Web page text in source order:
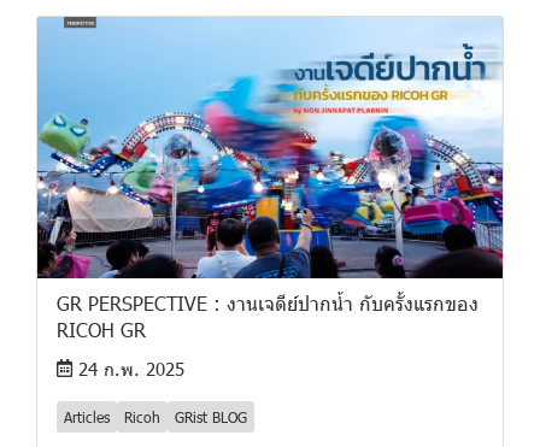
GR PERSPECTIVE : งานเจดีย์ปากน้ำ กับครั้งแรกของ
RICOH GR
24 ก.พ. 2025
Articles Ricoh GRist BLOG